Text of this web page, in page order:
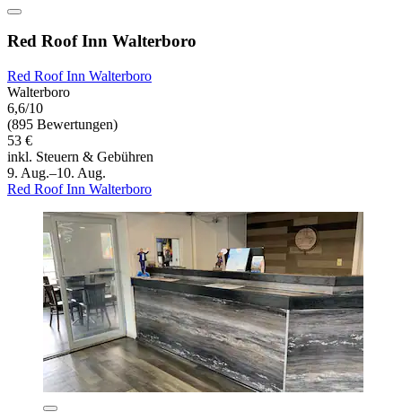
Red Roof Inn Walterboro
Red Roof Inn Walterboro
Walterboro
6,6/10
(895 Bewertungen)
53 €
inkl. Steuern & Gebühren
9. Aug.–10. Aug.
Red Roof Inn Walterboro